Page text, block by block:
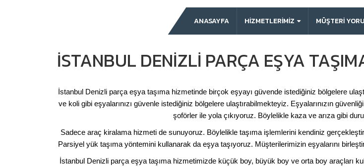
ANASAYFA HİZMETLERİMİZ MÜŞTERI
İSTANBUL DENIZLI PARÇA EŞYA
İstanbul Denizli parça eşya taşıma hizmetinde birçok eşyayı güvende istediğiniz bölgelere
ve koli gibi eşyalarınızı güvenle istediğiniz bölgelere ulaştırabilmekteyiz. Eşyalarınızın
şoförler ile yola çıkıyoruz. Böylelikle kaza ve arıza gibi
Sadece araç kiralama hizmeti de sunuyoruz. Böylelikle taşıma işlemlerini kendiniz
Parsiyel yük taşıma yöntemini kullanarak da eşya taşıyoruz. Müşterilerimizin eşyalarını
İstanbul Denizli parça eşya taşıma hizmetimizde küçük boy, büyük boy ve orta boy araçları